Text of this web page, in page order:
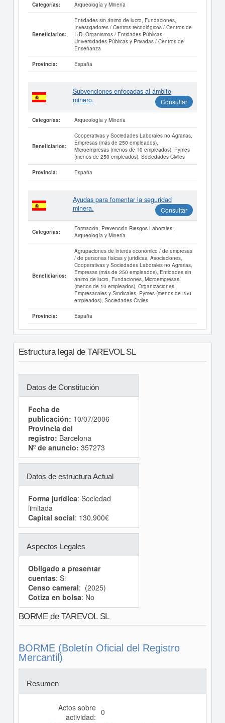
Categorías: Arqueología y Minería
Beneficiarios:
Entidades sin ánimo de lucro, Fundaciones,
Investigadores / Centros tecnológicos / Centros de
I+D, Organismos / Entidades Públicas,
Universidades Públicas y Privadas / Centros de
Enseñanza
Provincia: España
Subvenciones enfocadas al ámbito
minero.
Consultar
Categorías: Arqueología y Minería
Beneficiarios:
Cooperativas y Sociedades Laborales no Agrarias,
Empresas (más de 250 empleados),
Microempresas (menos de 10 empleados), Pymes
(menos de 250 empleados), Sociedades Civiles
Provincia: España
Ayudas para fomentar la seguridad
minera.
Consultar
Categorías:
Formación, Prevención Riesgos Laborales,
Arqueología y Minería
Beneficiarios:
Agrupaciones de interés económico / de empresas
/ de personas físicas y jurídicas, Asociaciones,
Cooperativas y Sociedades Laborales no Agrarias,
Empresas (más de 250 empleados), Entidades sin
ánimo de lucro, Fundaciones, Microempresas
(menos de 10 empleados), Organizaciones
Empresariales y Sindicales, Pymes (menos de 250
empleados), Sociedades Civiles
Provincia: España
Estructura legal de TAREVOL SL
Datos de Constitución
Fecha de
publicación: 10/07/2006
Provincia del
registro: Barcelona
Nº de anuncio: 357273
Datos de estructura Actual
Forma jurídica: Sociedad
limitada
Capital social: 130.900€
Aspectos Legales
Obligado a presentar
cuentas: Si
Censo cameral: (2025)
Cotiza en bolsa: No
BORME de TAREVOL SL
BORME (Boletín Oficial del Registro
Mercantil)
Resumen
Actos sobre
actividad: 0